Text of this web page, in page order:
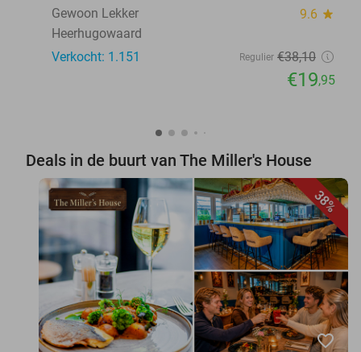
Gewoon Lekker
9.6 star
Heerhugowaard
Verkocht: 1.151
Regulier €38,10
€19,95
Deals in de buurt van The Miller's House
38%
favorite_border